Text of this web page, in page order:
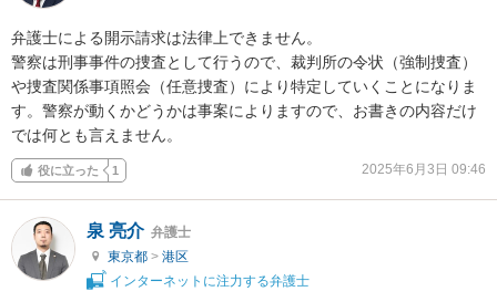
弁護士による開示請求は法律上できません。
警察は刑事事件の捜査として行うので、裁判所の令状（強制捜査）
や捜査関係事項照会（任意捜査）により特定していくことになりま
す。警察が動くかどうかは事案によりますので、お書きの内容だけ
では何とも言えません。
役に立った 1 2025年6月3日 09:46
泉 亮介 弁護士
東京都 > 港区
インターネットに注力する弁護士